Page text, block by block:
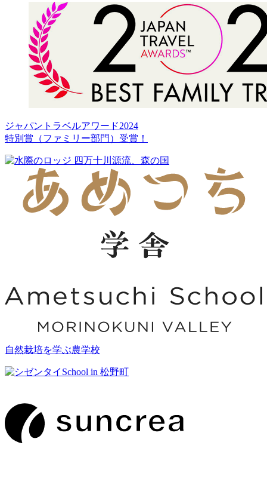
ジャパントラベルアワード2024
特別賞（ファミリー部門）受賞！
自然栽培を学ぶ農学校